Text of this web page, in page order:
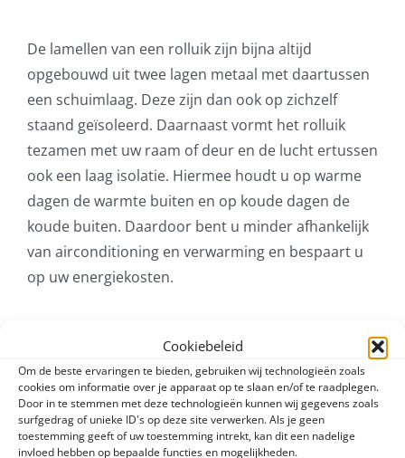
Cookiebeleid
Om de beste ervaringen te bieden, gebruiken wij technologieën zoals
cookies om informatie over je apparaat op te slaan en/of te raadplegen.
Door in te stemmen met deze technologieën kunnen wij gegevens zoals
surfgedrag of unieke ID's op deze site verwerken. Als je geen
toestemming geeft of uw toestemming intrekt, kan dit een nadelige
invloed hebben op bepaalde functies en mogelijkheden.
De lamellen van een rolluik zijn bijna altijd
opgebouwd uit twee lagen metaal met daartussen
een schuimlaag. Deze zijn dan ook op zichzelf
staand geïsoleerd. Daarnaast vormt het rolluik
tezamen met uw raam of deur en de lucht ertussen
ook een laag isolatie. Hiermee houdt u op warme
dagen de warmte buiten en op koude dagen de
koude buiten. Daardoor bent u minder afhankelijk
van airconditioning en verwarming en bespaart u
op uw energiekosten.
Inbraakvertragend
Rolluiken worden aan de buitenzijde van uw
woning geplaatst en zijn opgebouwd uit robuust